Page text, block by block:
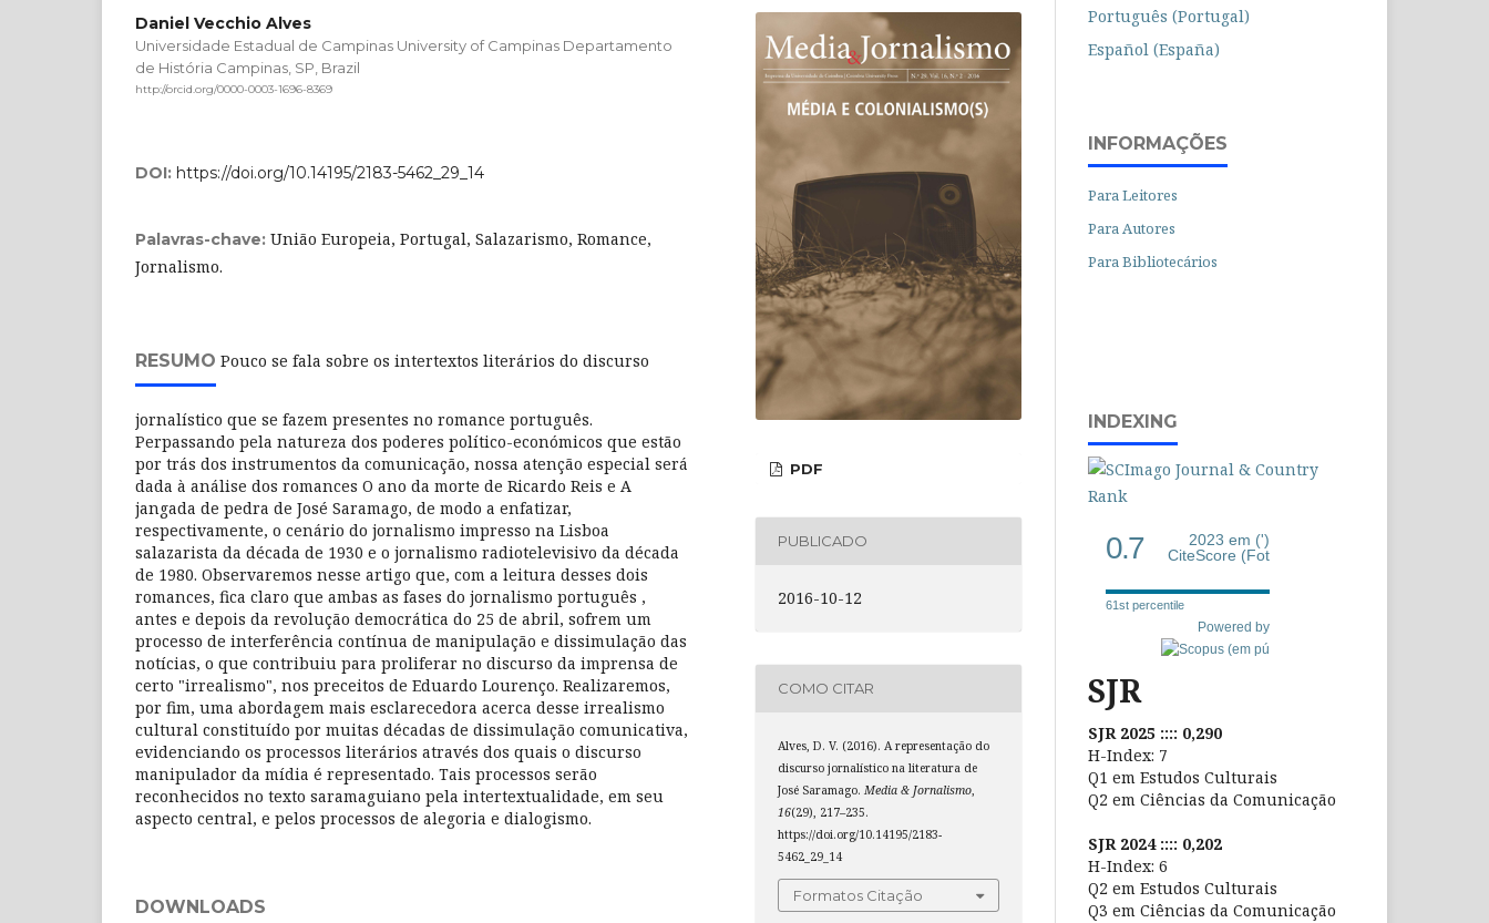
Daniel Vecchio Alves
Universidade Estadual de Campinas University of Campinas Departamento
de História Campinas, SP, Brazil
http://orcid.org/0000-0003-1696-8369
DOI: https://doi.org/10.14195/2183-5462_29_14
Palavras-chave: União Europeia, Portugal, Salazarismo, Romance,
Jornalismo.
RESUMO Pouco se fala sobre os intertextos literários do discurso
jornalístico que se fazem presentes no romance português.
Perpassando pela natureza dos poderes político-económicos que estão
por trás dos instrumentos da comunicação, nossa atenção especial será
dada à análise dos romances O ano da morte de Ricardo Reis e A
jangada de pedra de José Saramago, de modo a enfatizar,
respectivamente, o cenário do jornalismo impresso na Lisboa
salazarista da década de 1930 e o jornalismo radiotelevisivo da década
de 1980. Observaremos nesse artigo que, com a leitura desses dois
romances, fica claro que ambas as fases do jornalismo português ,
antes e depois da revolução democrática do 25 de abril, sofrem um
processo de interferência contínua de manipulação e dissimulação das
notícias, o que contribuiu para proliferar no discurso da imprensa de
certo "irrealismo", nos preceitos de Eduardo Lourenço. Realizaremos,
por fim, uma abordagem mais esclarecedora acerca desse irrealismo
cultural constituído por muitas décadas de dissimulação comunicativa,
evidenciando os processos literários através dos quais o discurso
manipulador da mídia é representado. Tais processos serão
reconhecidos no texto saramaguiano pela intertextualidade, em seu
aspecto central, e pelos processos de alegoria e dialogismo.
DOWNLOADS
PDF
PUBLICADO
2016-10-12
COMO CITAR
Alves, D. V. (2016). A representação do
discurso jornalístico na literatura de
José Saramago. Media & Jornalismo
16(29), 217–235.
https://doi.org/10.14195/2183-
5462_29_14
Formatos Citação
Português (Portugal)
Español (España)
INFORMAÇÕES
Para Leitores
Para Autores
Para Bibliotecários
INDEXING
0.7
2023 em (')
CiteScore (Fot
61st percentile
Powered by
SJR
SJR 2025 :::: 0,290
H-Index: 7
Q1 em Estudos Culturais
Q2 em Ciências da Comunicação
SJR 2024 :::: 0,202
H-Index: 6
Q2 em Estudos Culturais
Q3 em Ciências da Comunicação